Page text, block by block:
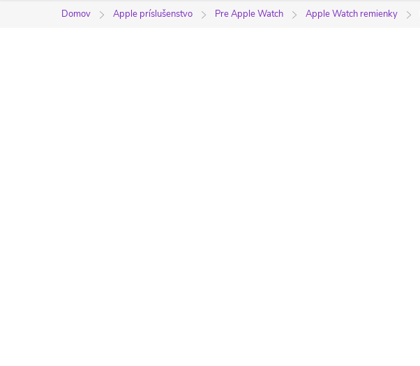
Domov Apple príslušenstvo Pre Apple Watch Apple Watch remienky